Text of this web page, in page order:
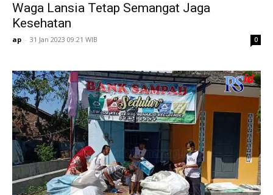
Waga Lansia Tetap Semangat Jaga
Kesehatan
ap - 31 Jan 2023 09:21 WIB 0